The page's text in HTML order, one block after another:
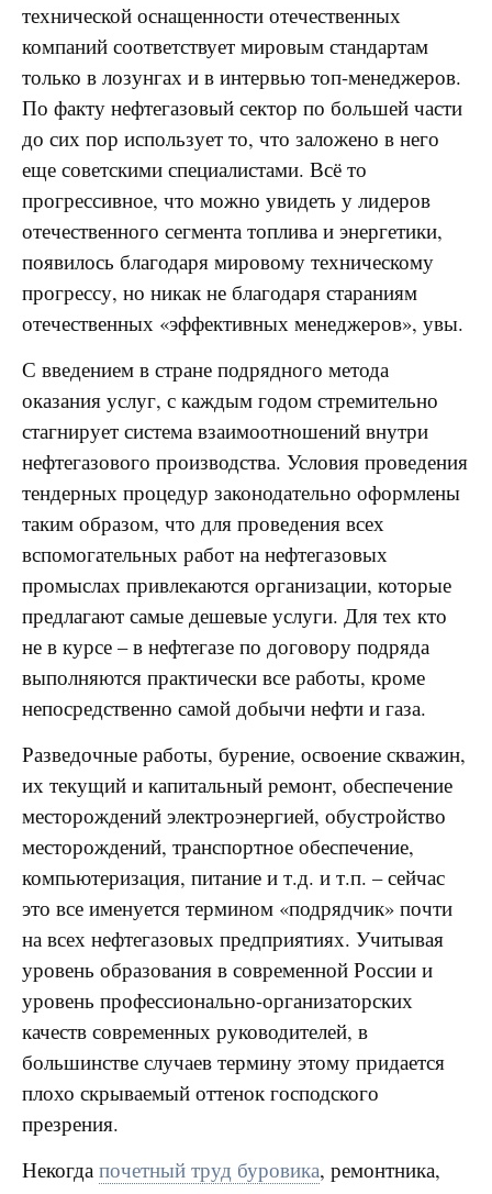
технической оснащенности отечественных
компаний соответствует мировым стандартам
только в лозунгах и в интервью топ-менеджеров.
По факту нефтегазовый сектор по большей части
до сих пор использует то, что заложено в него
еще советскими специалистами. Всё то
прогрессивное, что можно увидеть у лидеров
отечественного сегмента топлива и энергетики,
появилось благодаря мировому техническому
прогрессу, но никак не благодаря стараниям
отечественных «эффективных менеджеров», увы.
С введением в стране подрядного метода
оказания услуг, с каждым годом стремительно
стагнирует система взаимоотношений внутри
нефтегазового производства. Условия проведения
тендерных процедур законодательно оформлены
таким образом, что для проведения всех
вспомогательных работ на нефтегазовых
промыслах привлекаются организации, которые
предлагают самые дешевые услуги. Для тех кто
не в курсе – в нефтегазе по договору подряда
выполняются практически все работы, кроме
непосредственно самой добычи нефти и газа.
Разведочные работы, бурение, освоение скважин,
их текущий и капитальный ремонт, обеспечение
месторождений электроэнергией, обустройство
месторождений, транспортное обеспечение,
компьютеризация, питание и т.д. и т.п. – сейчас
это все именуется термином «подрядчик» почти
на всех нефтегазовых предприятиях. Учитывая
уровень образования в современной России и
уровень профессионально-организаторских
качеств современных руководителей, в
большинстве случаев термину этому придается
плохо скрываемый оттенок господского
презрения.
Некогда почетный труд буровика, ремонтника,